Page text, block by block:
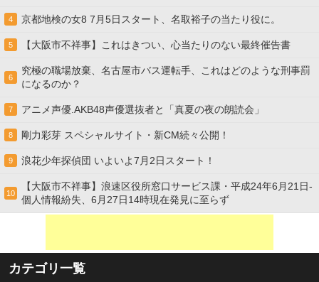
4 京都地検の女8 7月5日スタート、名取裕子の当たり役に。
5 【大阪市不祥事】これはきつい、心当たりのない最終催告書
6
究極の職場放棄、名古屋市バス運転手、これはどのような刑事罰
になるのか？
7 アニメ声優.AKB48声優選抜者と「真夏の夜の朗読会」
8 剛力彩芽 スペシャルサイト・新CM続々公開！
9 浪花少年探偵団 いよいよ7月2日スタート！
10
【大阪市不祥事】浪速区役所窓口サービス課・平成24年6月21日-
個人情報紛失、6月27日14時現在発見に至らず
カテゴリ一覧